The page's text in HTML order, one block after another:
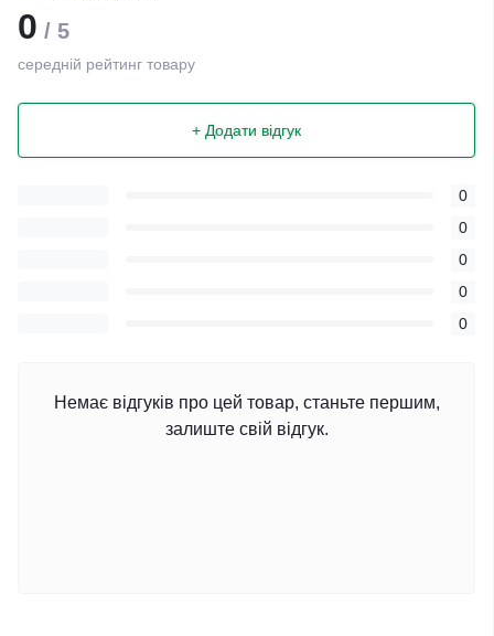
0 / 5
середній рейтинг товару
+ Додати відгук
0
0
0
0
0
Немає відгуків про цей товар, станьте першим,
залиште свій відгук.